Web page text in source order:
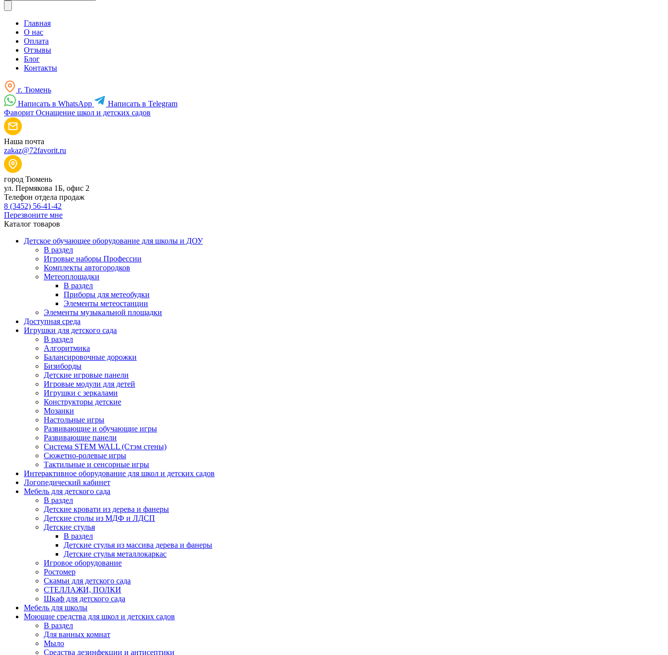
товаров
Главная
О нас
Оплата
Отзывы
Блог
Контакты
г. Тюмень
Написать в WhatsApp
Написать в Telegram
Фаворит Оснащение школ и детских садов
Наша почта
zakaz@72favorit.ru
город Тюмень
ул. Пермякова 1Б, офис 2
Телефон отдела продаж
8 (3452) 56-41-42
Перезвоните мне
Каталог товаров
Детское обучающее оборудование для школы и ДОУ
В раздел
Игровые наборы Профессии
Комплекты автогородков
Метеоплощадки
В раздел
Приборы для метеобудки
Элементы метеостанции
Элементы музыкальной площадки
Доступная среда
Игрушки для детского сада
В раздел
Алгоритмика
Балансировочные дорожки
Бизиборды
Детские игровые панели
Игровые модули для детей
Игрушки с зеркалами
Конструкторы детские
Мозаики
Настольные игры
Развивающие и обучающие игры
Развивающие панели
Система STEM WALL (Cтэм стены)
Сюжетно-ролевые игры
Тактильные и сенсорные игры
Интерактивное оборудование для школ и детских садов
Логопедический кабинет
Мебель для детского сада
В раздел
Детские кровати из дерева и фанеры
Детские столы из МДФ и ЛДСП
Детские стулья
В раздел
Детские стулья из массива дерева и фанеры
Детские стулья металлокаркас
Игровое оборудование
Ростомер
Скамьи для детского сада
СТЕЛЛАЖИ, ПОЛКИ
Шкаф для детского сада
Мебель для школы
Моющие средства для школ и детских садов
В раздел
Для ванных комнат
Мыло
Средства дезинфекции и антисептики